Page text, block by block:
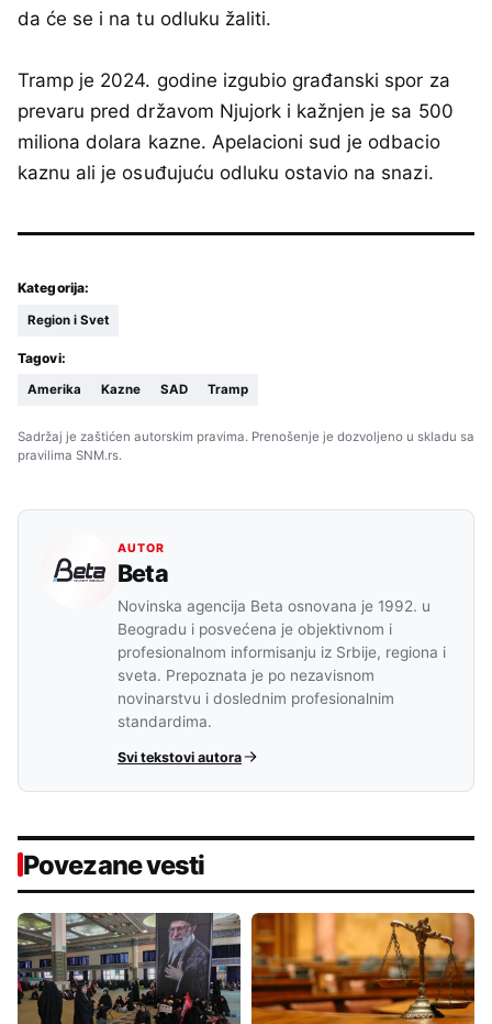
da će se i na tu odluku žaliti.
Tramp je 2024. godine izgubio građanski spor za
prevaru pred državom Njujork i kažnjen je sa 500
miliona dolara kazne. Apelacioni sud je odbacio
kaznu ali je osuđujuću odluku ostavio na snazi.
Kategorija:
Region i Svet
Tagovi:
Amerika Kazne SAD Tramp
Sadržaj je zaštićen autorskim pravima. Prenošenje je dozvoljeno u skladu sa
pravilima SNM.rs.
AUTOR
Beta
Novinska agencija Beta osnovana je 1992. u
Beogradu i posvećena je objektivnom i
profesionalnom informisanju iz Srbije, regiona i
sveta. Prepoznata je po nezavisnom
novinarstvu i doslednim profesionalnim
standardima.
Svi tekstovi autora
Povezane vesti